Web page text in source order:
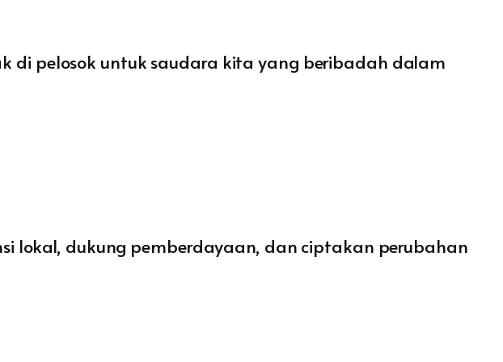
di pelosok untuk saudara kita yang beribadah dalam
lokal, dukung pemberdayaan, dan ciptakan perubahan